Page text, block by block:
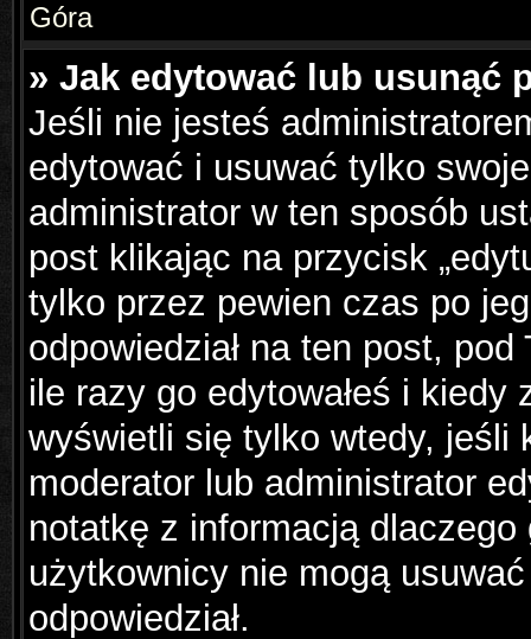
Góra
» Jak edytować lub usunąć
Jeśli nie jesteś
edytować i usuwać tylko
administrator w ten sposób
post klikając na przycisk
tylko przez pewien czas po
odpowiedział na ten post,
ile razy go edytowałeś i kiedy
wyświetli się tylko wtedy, jeśli
moderator lub administrator
notatkę z informacją
użytkownicy nie mogą
odpowiedział.